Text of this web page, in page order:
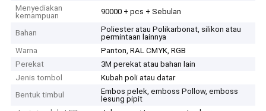
Menyediakan
kemampuan
90000 + pcs + Sebulan
Bahan
Poliester atau Polikarbonat, silikon atau
permintaan lainnya
Warna
Panton, RAL CMYK, RGB
Perekat
3M perekat atau bahan lain
Jenis tombol
Kubah poli atau datar
Bentuk timbul
Embos pelek, emboss Pollow, emboss
lesung pipit